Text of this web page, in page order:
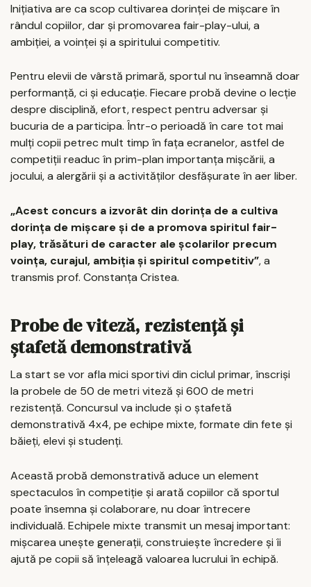
Inițiativa are ca scop cultivarea dorinței de mișcare în
rândul copiilor, dar și promovarea fair-play-ului, a
ambiției, a voinței și a spiritului competitiv.
Pentru elevii de vârstă primară, sportul nu înseamnă doar
performanță, ci și educație. Fiecare probă devine o lecție
despre disciplină, efort, respect pentru adversar și
bucuria de a participa. Într-o perioadă în care tot mai
mulți copii petrec mult timp în fața ecranelor, astfel de
competiții readuc în prim-plan importanța mișcării, a
jocului, a alergării și a activităților desfășurate în aer liber.
„Acest concurs a izvorât din dorința de a cultiva
dorința de mișcare și de a promova spiritul fair-
play, trăsături de caracter ale școlarilor precum
voința, curajul, ambiția și spiritul competitiv”, a
transmis prof. Constanța Cristea.
Probe de viteză, rezistență și
ștafetă demonstrativă
La start se vor afla mici sportivi din ciclul primar, înscriși
la probele de 50 de metri viteză și 600 de metri
rezistență. Concursul va include și o ștafetă
demonstrativă 4x4, pe echipe mixte, formate din fete și
băieți, elevi și studenți.
Această probă demonstrativă aduce un element
spectaculos în competiție și arată copiilor că sportul
poate însemna și colaborare, nu doar întrecere
individuală. Echipele mixte transmit un mesaj important:
mișcarea unește generații, construiește încredere și îi
ajută pe copii să înțeleagă valoarea lucrului în echipă.